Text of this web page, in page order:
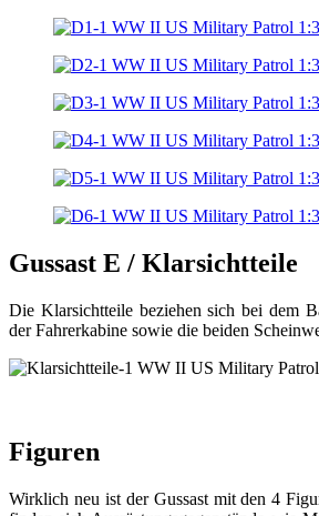
Gussast E / Klarsichtteile
Die Klarsichtteile beziehen sich bei dem
der Fahrerkabine sowie die beiden
Figuren
Wirklich neu ist der Gussast mit den 4